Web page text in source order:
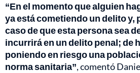
“En el momento que alguien
ya está cometiendo un delito y,
caso de que esta persona sea
incurrirá en un delito penal; de
poniendo en riesgo una
norma sanitaria”, comentó